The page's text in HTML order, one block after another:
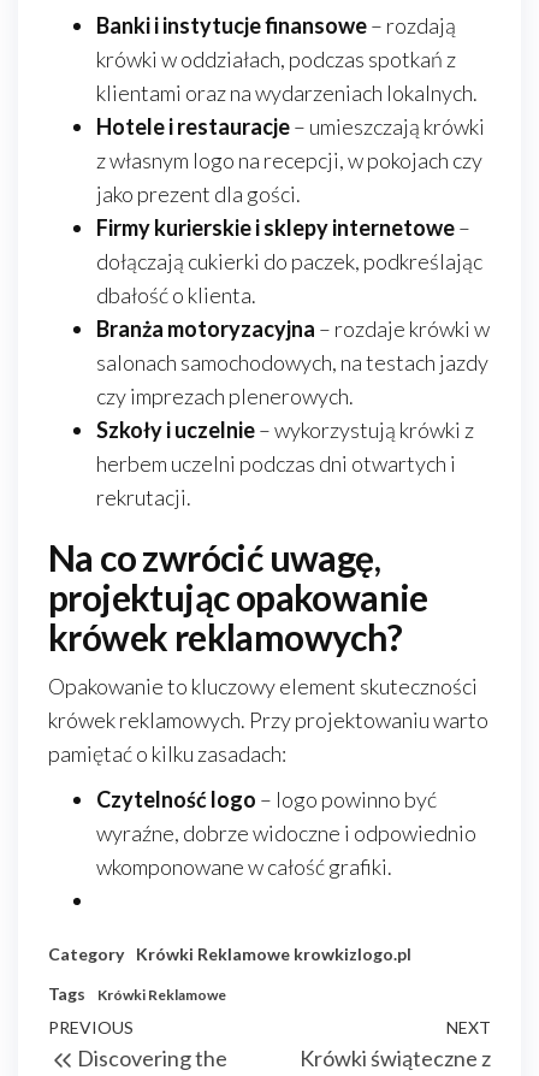
Banki i instytucje finansowe– rozdają
krówki w oddziałach, podczas spotkań z
klientami oraz na wydarzeniach lokalnych.
Hotele i restauracje– umieszczają krówki
z własnym logo na recepcji, w pokojach czy
jako prezent dla gości.
Firmy kurierskie i sklepy internetowe–
dołączają cukierki do paczek, podkreślając
dbałość o klienta.
Branża motoryzacyjna – rozdaje krówki w
salonach samochodowych, na testach jazdy
czy imprezach plenerowych.
Szkoły i uczelnie– wykorzystują krówki z
herbem uczelni podczas dni otwartych i
rekrutacji.
Na co zwrócić uwagę,
projektując opakowanie
krówek reklamowych?
Opakowanie to kluczowy element skuteczności
krówek reklamowych. Przy projektowaniu warto
pamiętać o kilku zasadach:
Czytelność logo – logo powinno być
wyraźne, dobrze widoczne i odpowiednio
wkomponowane w całość grafiki.
Category Krówki Reklamowe krowkizlogo.pl
Tags
Krówki Reklamowe
Nawigacja
Previous
Post
PREVIOUS
Discovering the
Post
NEXT
Krówki świąteczne z